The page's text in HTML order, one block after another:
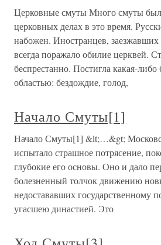
Церковные смуты Много смуты
церковных делах в это время.
набожен. Иностранцев, заезжавших
всегда поражало обилие церквей.
беспрестанно. Постигла какая-либо
областью: бездождие, голод,
Начало Смуты[1]
Начало Смуты[1] &lt;…&gt;
испытало страшное потрясение,
глубокие его основы. Оно и дало
болезненный толчок движению
недостававших государственному
угасшею династией. Это